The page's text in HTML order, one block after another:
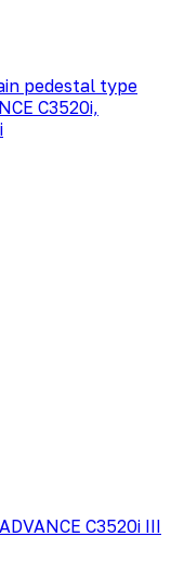
pedestal type
C3520i,
C3520i III